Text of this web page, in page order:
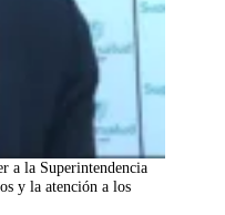
a la Superintendencia
y la atención a los